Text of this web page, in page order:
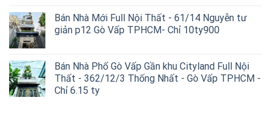
Bán Nhà Mới Full Nội Thất - 61/14 Nguyễn tư
giản p12 Gò Vấp TPHCM- Chỉ 10ty900
Bán Nhà Phố Gò Vấp Gần khu Cityland Full Nội
Thất - 362/12/3 Thống Nhất - Gò Vấp TPHCM -
Chỉ 6.15 ty